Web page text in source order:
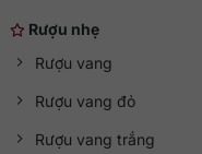
Rượu nhẹ
Rượu vang
Rượu vang đỏ
Rượu vang trắng